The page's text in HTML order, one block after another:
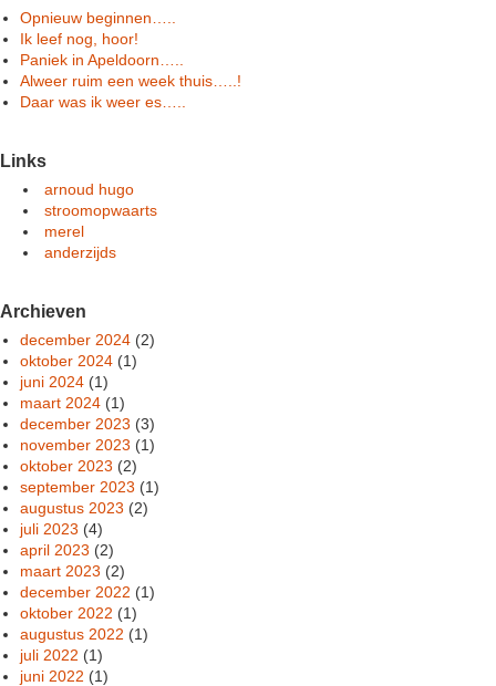
Opnieuw beginnen…..
Ik leef nog, hoor!
Paniek in Apeldoorn…..
Alweer ruim een week thuis…..!
Daar was ik weer es…..
Links
arnoud hugo
stroomopwaarts
merel
anderzijds
Archieven
december 2024 (2)
oktober 2024 (1)
juni 2024 (1)
maart 2024 (1)
december 2023 (3)
november 2023 (1)
oktober 2023 (2)
september 2023 (1)
augustus 2023 (2)
juli 2023 (4)
april 2023 (2)
maart 2023 (2)
december 2022 (1)
oktober 2022 (1)
augustus 2022 (1)
juli 2022 (1)
juni 2022 (1)